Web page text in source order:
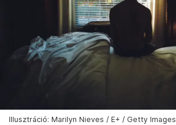
Illusztráció: Marilyn Nieves / E+ / Getty Images